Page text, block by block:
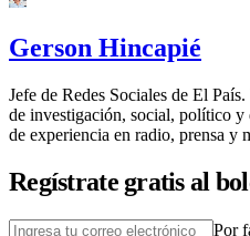
Gerson Hincapié
Jefe de Redes Sociales de El
de investigación, social, político y
de experiencia en radio, prensa y
Regístrate gratis al
Por